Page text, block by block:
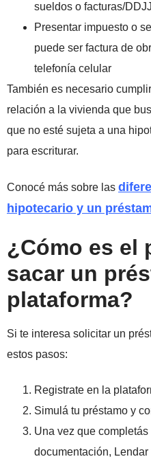
sueldos o facturas/
Presentar impuesto o
puede ser factura de
telefonía celular
También es necesario
relación a la vivienda que
que no esté sujeta a una
para escriturar.
Conocé más sobre las
hipotecario y un
¿Cómo es el
sacar un
plataforma?
Si te interesa solicitar un
estos pasos:
Registrate en la
Simulá tu préstamo y
Una vez que
documentación,